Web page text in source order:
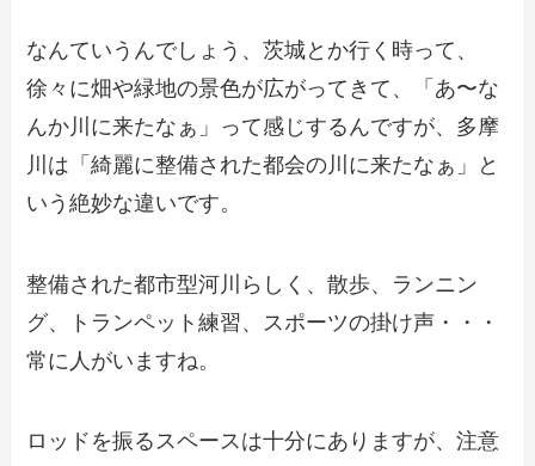
なんていうんでしょう、茨城とか行く時って、
徐々に畑や緑地の景色が広がってきて、「あ〜な
んか川に来たなぁ」って感じするんですが、多摩
川は「綺麗に整備された都会の川に来たなぁ」と
いう絶妙な違いです。
整備された都市型河川らしく、散歩、ランニン
グ、トランペット練習、スポーツの掛け声・・・
常に人がいますね。
ロッドを振るスペースは十分にありますが、注意